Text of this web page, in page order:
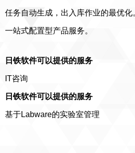
任务自动生成，出入库作业的最优化
一站式配置型产品服务。
日铁软件可以提供的服务
IT咨询
日铁软件可以提供的服务
基于Labware的实验室管理